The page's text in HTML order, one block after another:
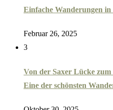
Einfache Wanderungen
Februar 26, 2025
3
Von der Saxer Lücke zum
Eine der schönsten